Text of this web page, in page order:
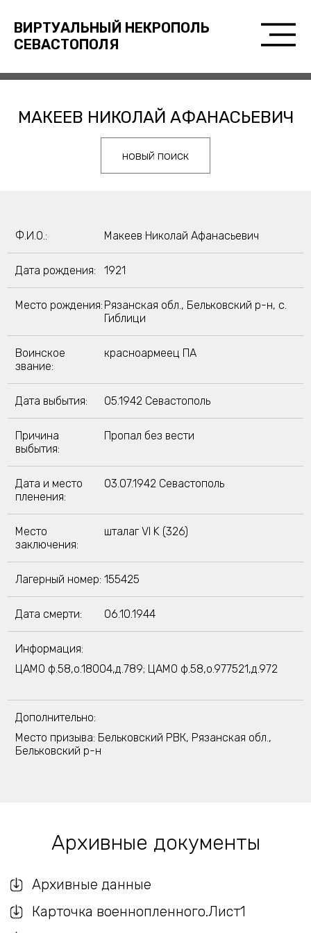
ВИРТУАЛЬНЫЙ НЕКРОПОЛЬ
СЕВАСТОПОЛЯ
МАКЕЕВ НИКОЛАЙ АФАНАСЬЕВИЧ
новый поиск
Ф.И.О.: Макеев Николай Афанасьевич
Дата рождения: 1921
Место рождения: Рязанская обл., Бельковский р-н, с.
Гиблици
Воинское
звание:
красноармеец ПА
Дата выбытия: 05.1942 Севастополь
Причина
выбытия:
Пропал без вести
Дата и место
пленения:
03.07.1942 Севастополь
Место
заключения:
шталаг VI K (326)
Лагерный номер: 155425
Дата смерти: 06.10.1944
Информация:
ЦАМО ф.58,о.18004,д.789; ЦАМО ф.58,о.977521,д.972
Дополнительно:
Место призыва: Бельковский РВК, Рязанская обл.,
Бельковский р-н
Архивные документы
Архивные данные
Карточка военнопленного.Лист1